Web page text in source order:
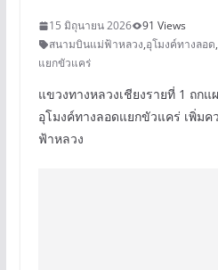
15 มิถุนายน 2026
91 Views
สนามบินแม่ฟ้าหลวง,อุโมงค์ทางลอด,
แยกขัวแคร่
แขวงทางหลวงเชียงรายที่ 1 ถก
อุโมงค์ทางลอดแยกขัวแคร่ เพิ่ม
ฟ้าหลวง